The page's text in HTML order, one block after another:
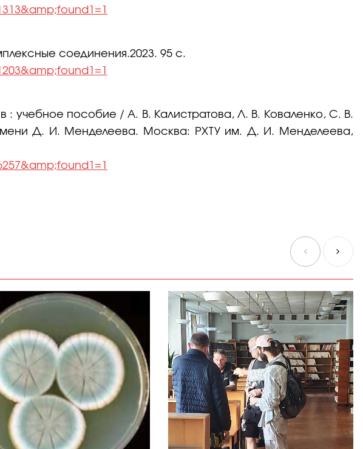
соединения.2023. 95 с.
: учебное пособие / А. В. Калистратова, Л. В. Коваленко, С. В.
имени Д. И. Менделеева. Москва: РХТУ им. Д. И. Менделеева,